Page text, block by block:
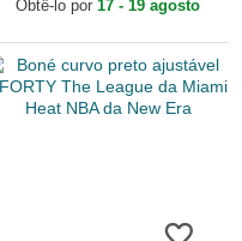
Obtê-lo por 17 - 19 agosto